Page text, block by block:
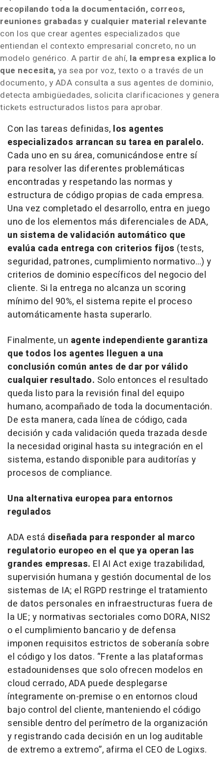
recopilando toda la documentación, correos,
reuniones grabadas y cualquier material relevante
con los que crear agentes especializados que
entiendan el contexto empresarial concreto, no un
modelo genérico. A partir de ahí, la empresa explica lo
que necesita, ya sea por voz, texto o a través de un
documento, y ADA consulta a sus agentes de dominio,
detecta ambigüedades, solicita clarificaciones y genera
tickets estructurados listos para aprobar.
Con las tareas definidas, los agentes
especializados arrancan su tarea en paralelo.
Cada uno en su área, comunicándose entre sí
para resolver las diferentes problemáticas
encontradas y respetando las normas y
estructura de código propias de cada empresa.
Una vez completado el desarrollo, entra en juego
uno de los elementos más diferenciales de ADA,
un sistema de validación automático que
evalúa cada entrega con criterios fijos (tests,
seguridad, patrones, cumplimiento normativo…) y
criterios de dominio específicos del negocio del
cliente. Si la entrega no alcanza un scoring
mínimo del 90%, el sistema repite el proceso
automáticamente hasta superarlo.
Finalmente, un agente independiente garantiza
que todos los agentes lleguen a una
conclusión común antes de dar por válido
cualquier resultado. Solo entonces el resultado
queda listo para la revisión final del equipo
humano, acompañado de toda la documentación.
De esta manera, cada línea de código, cada
decisión y cada validación queda trazada desde
la necesidad original hasta su integración en el
sistema, estando disponible para auditorías y
procesos de compliance.
Una alternativa europea para entornos
regulados
ADA está diseñada para responder al marco
regulatorio europeo en el que ya operan las
grandes empresas. El AI Act exige trazabilidad,
supervisión humana y gestión documental de los
sistemas de IA; el RGPD restringe el tratamiento
de datos personales en infraestructuras fuera de
la UE; y normativas sectoriales como DORA, NIS2
o el cumplimiento bancario y de defensa
imponen requisitos estrictos de soberanía sobre
el código y los datos. “Frente a las plataformas
estadounidenses que solo ofrecen modelos en
cloud cerrado, ADA puede desplegarse
íntegramente on-premise o en entornos cloud
bajo control del cliente, manteniendo el código
sensible dentro del perímetro de la organización
y registrando cada decisión en un log auditable
de extremo a extremo”, afirma el CEO de Logixs.